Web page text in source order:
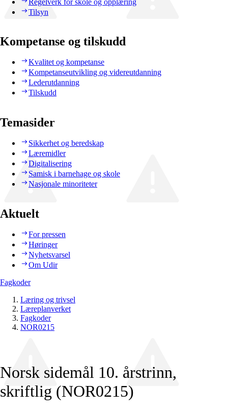
Tilsyn
Kompetanse og tilskudd
Kvalitet og kompetanse
Kompetanseutvikling og videreutdanning
Lederutdanning
Tilskudd
Temasider
Sikkerhet og beredskap
Læremidler
Digitalisering
Samisk i barnehage og skole
Nasjonale minoriteter
Aktuelt
For pressen
Høringer
Nyhetsvarsel
Om Udir
Fagkoder
Læring og trivsel
Læreplanverket
Fagkoder
NOR0215
Norsk sidemål 10. årstrinn,
skriftlig (NOR0215)